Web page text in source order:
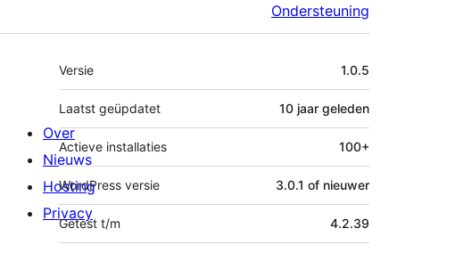
Ondersteuning
Meta
Versie 1.0.5
Laatst geüpdatet 10 jaar geleden
Actieve installaties 100+
WordPress versie 3.0.1 of nieuwer
Getest t/m 4.2.39
Over
Nieuws
Hosting
Privacy